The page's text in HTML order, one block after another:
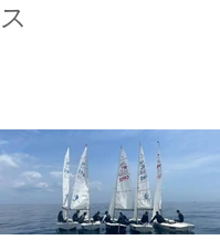
ス